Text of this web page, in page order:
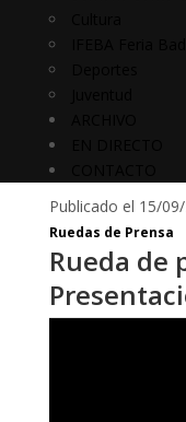
Publicado el 15/
Ruedas de Prensa
Rueda de